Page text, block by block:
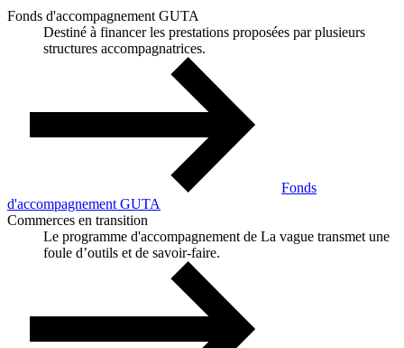
Fonds d'accompagnement GUTA
Destiné à financer les prestations proposées par plusieurs
structures accompagnatrices.
Fonds
d'accompagnement GUTA
Commerces en transition
Le programme d'accompagnement de La vague transmet une
foule d’outils et de savoir-faire.